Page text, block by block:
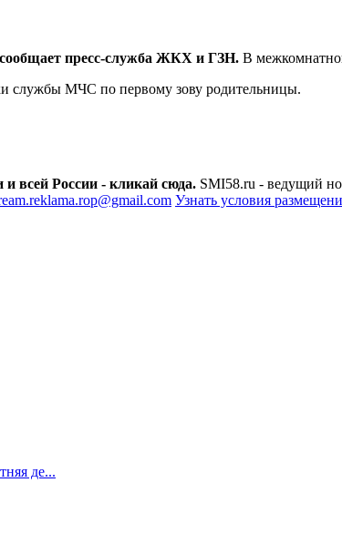
сообщает пресс-служба ЖКХ и ГЗН. В
службы МЧС по первому зову родительницы.
всей России - кликай сюда. SMI58.ru - ведущий
Узнать условия
де...